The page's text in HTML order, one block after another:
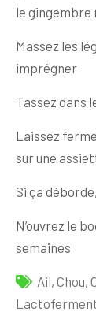
le gingembre
Massez les
imprégner
Tassez dans
Laissez
sur une
Si ça
N’ouvrez le
semaines
Ail, Chou,